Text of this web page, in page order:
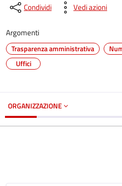
Condividi Vedi azioni
Argomenti
Trasparenza amministrativa
Uffici
ORGANIZZAZIONE